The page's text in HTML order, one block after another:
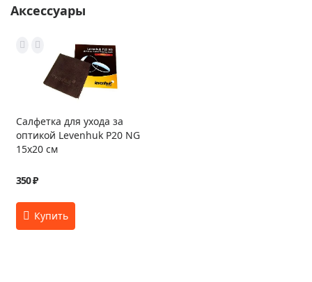
Аксессуары
Салфетка для ухода за
оптикой Levenhuk P20 NG
15x20 см
350 ₽